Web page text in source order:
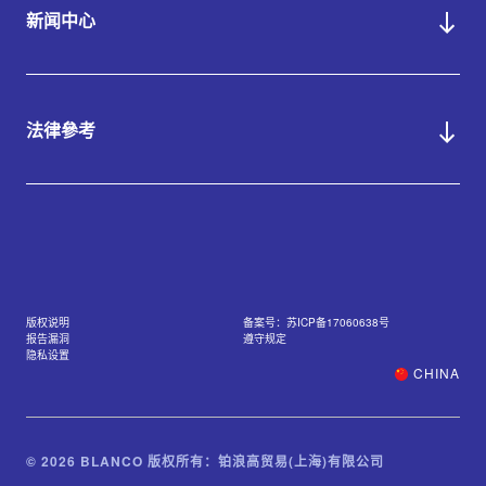
新闻中心
法律參考
版权说明
备案号：苏ICP备17060638号
报告漏洞
遵守规定
隐私设置
CHINA
© 2026 BLANCO 版权所有：铂浪高贸易(上海)有限公司